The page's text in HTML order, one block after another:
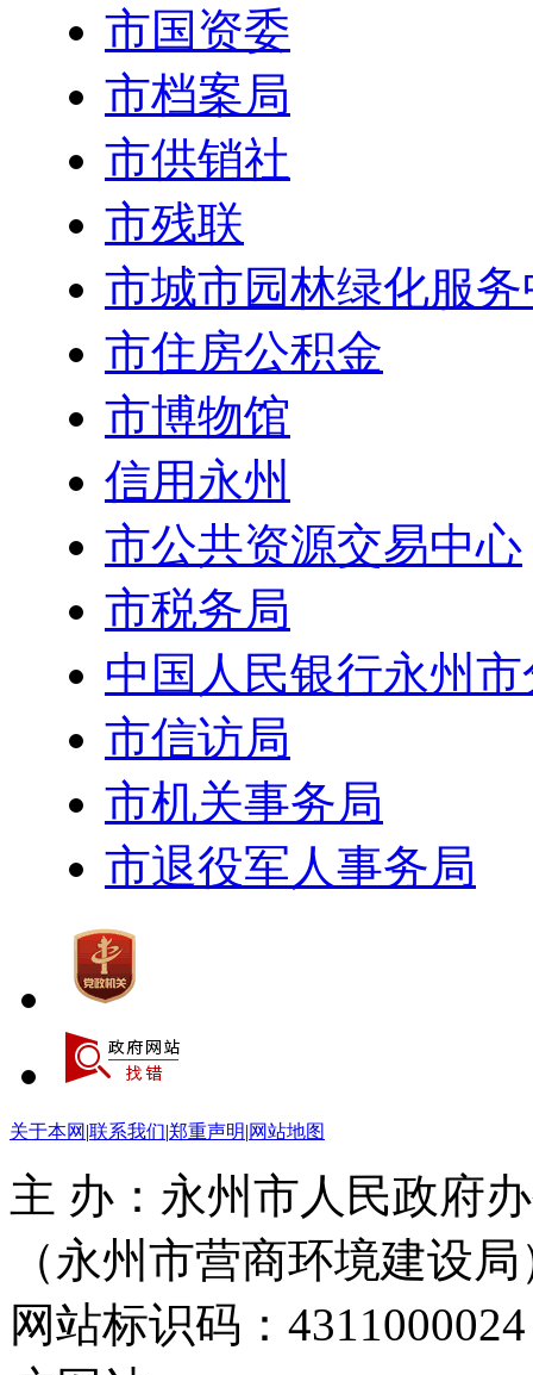
市国资委
市档案局
市供销社
市残联
市城市园林绿化服
市住房公积金
市博物馆
信用永州
市公共资源交易中心
市税务局
中国人民银行永州
市信访局
市机关事务局
市退役军人事务局
关于本网 |联系我们|郑重声明|网站地图
主 办：永州市人民政府
（永州市营商环境建设局
网站标识码：